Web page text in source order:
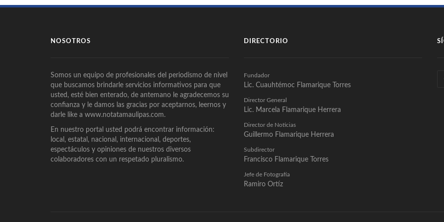
NOSOTROS
Somos un equipo de profesionales del periodismo de nivel
que buscamos brindarle servicios informativos para que
usted, esté bien enterado, de antemano le agradecemos su
confianza y le damos las gracias por aceptarnos, leernos y
darle like a www.notatamaulipas.com.
En nuestro portal usted podrá encontrar información:
local, estatal, nacional, internacional, deportes,
espectáculos y opiniones de nuestros diversos
colaboradores con un respetado pluralismo.
DIRECTORIO
Fundador
Lic. Cuauhtémoc Flamarique Torres
Director General
Lic. Marcela Flamarique Herrera
Director de Noticias
Guillermo Flamarique Herrera
Subdirector
Francisco Flamarique Torres
Jefe de Fotografía
Ramiro Ortíz